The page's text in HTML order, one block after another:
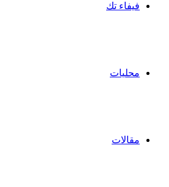
فيفاء تك
محليات
مقالات